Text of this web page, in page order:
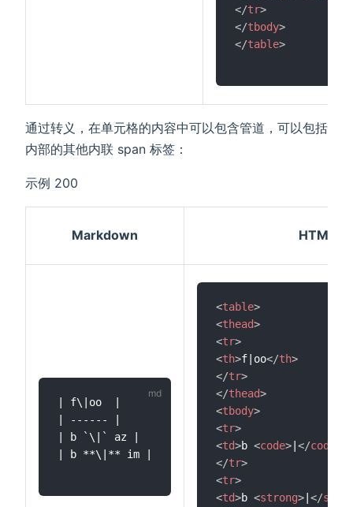
</tr>
</tbody>
</table>
通过转义，在单元格的内容中可以包含管道，可以包括
内部的其他内联 span 标签：
示例 200
Markdown HTML
| f\|oo  |
| ------ |
| b `\|` az |
| b **\|** im |
<table>
<thead>
<tr>
<th>f|oo</th>
</tr>
</thead>
<tbody>
<tr>
<td>b <code> </code
</tr>
<tr>
<td>b <strong> </